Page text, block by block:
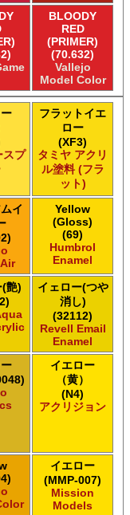
ト)
イサー/プライマー
Pathfinder
メタリック
メタリック 2
ライマー
GX
ー
ー
BLOODY
RED
(PRIMER)
(70.632)
Vallejo
Model Color
スプ
フラットイエ
ロー
(XF3)
タミヤ アクリ
ル塗料 (フラ
ット)
イ
Yellow
(Gloss)
(69)
Humbrol
Enamel
(艶)
イェロー(つや
消し)
(32112)
Revell Email
Enamel
イエロー
（黄）
(N4)
アクリジョン
イエロー
(MMP-007)
Mission
Models